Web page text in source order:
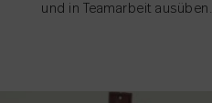
und in Teamarbeit ausüben.